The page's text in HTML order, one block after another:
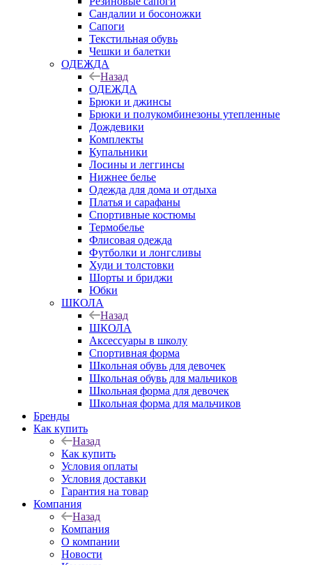
Сандалии и босоножки
Сапоги
Текстильная обувь
Чешки и балетки
ОДЕЖДА
Назад
ОДЕЖДА
Брюки и джинсы
Брюки и полукомбинезоны утепленные
Дождевики
Комплекты
Купальники
Лосины и леггинсы
Нижнее белье
Одежда для дома и отдыха
Платья и сарафаны
Спортивные костюмы
Термобелье
Флисовая одежда
Футболки и лонгсливы
Худи и толстовки
Шорты и бриджи
Юбки
ШКОЛА
Назад
ШКОЛА
Аксессуары в школу
Спортивная форма
Школьная обувь для девочек
Школьная обувь для мальчиков
Школьная форма для девочек
Школьная форма для мальчиков
Бренды
Как купить
Назад
Как купить
Условия оплаты
Условия доставки
Гарантия на товар
Компания
Назад
Компания
О компании
Новости